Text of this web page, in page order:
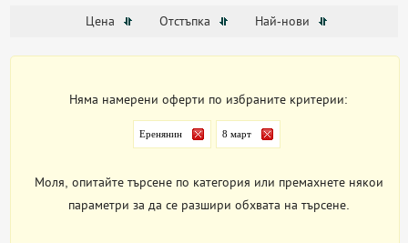
Цена Отстъпка Най-нови
Няма намерени оферти по избраните критерии:
Еренянин 8 март
Моля, опитайте търсене по категория или премахнете някои
параметри за да се разшири обхвата на търсене.